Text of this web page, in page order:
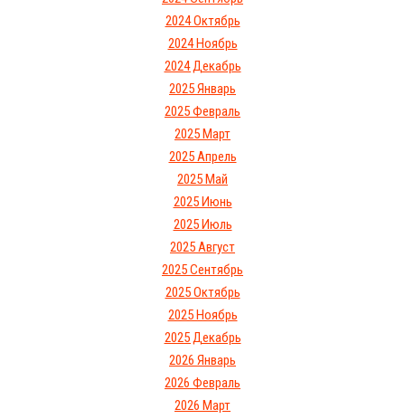
2024 Октябрь
2024 Ноябрь
2024 Декабрь
2025 Январь
2025 Февраль
2025 Март
2025 Апрель
2025 Май
2025 Июнь
2025 Июль
2025 Август
2025 Сентябрь
2025 Октябрь
2025 Ноябрь
2025 Декабрь
2026 Январь
2026 Февраль
2026 Март